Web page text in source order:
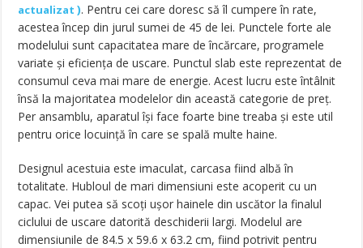
actualizat). Pentru cei care doresc să îl cumpere în rate,
acestea încep din jurul sumei de 45 de lei. Punctele forte ale
modelului sunt capacitatea mare de încărcare, programele
variate și eficiența de uscare. Punctul slab este reprezentat de
consumul ceva mai mare de energie. Acest lucru este întâlnit
însă la majoritatea modelelor din această categorie de preț.
Per ansamblu, aparatul își face foarte bine treaba și este util
pentru orice locuință în care se spală multe haine.
Designul acestuia este imaculat, carcasa fiind albă în
totalitate. Hubloul de mari dimensiuni este acoperit cu un
capac. Vei putea să scoți ușor hainele din uscător la finalul
ciclului de uscare datorită deschiderii largi. Modelul are
dimensiunile de 84.5 x 59.6 x 63.2 cm, fiind potrivit pentru